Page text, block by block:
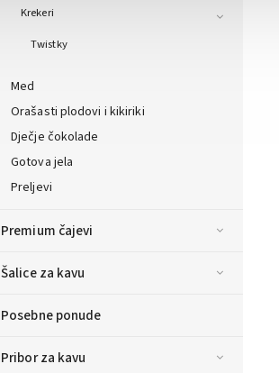
Krekeri
Twistky
Med
Orašasti plodovi i kikiriki
Dječje čokolade
Gotova jela
Preljevi
Premium čajevi
Šalice za kavu
Posebne ponude
Pribor za kavu